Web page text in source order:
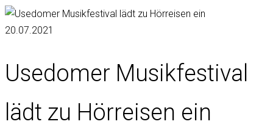
20.07.2021
Usedomer Musikfestival
lädt zu Hörreisen ein